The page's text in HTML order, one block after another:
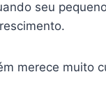
seu
merece muito